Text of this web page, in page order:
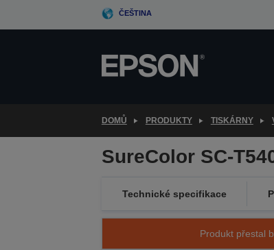
ČEŠTINA
DOMŮ PRODUKTY TISKÁRNY
SureColor SC-
Technické specifikace
Produkt přestal